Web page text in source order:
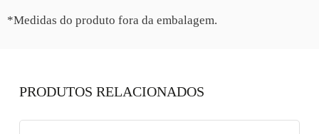
*Medidas do produto fora da embalagem.
PRODUTOS RELACIONADOS